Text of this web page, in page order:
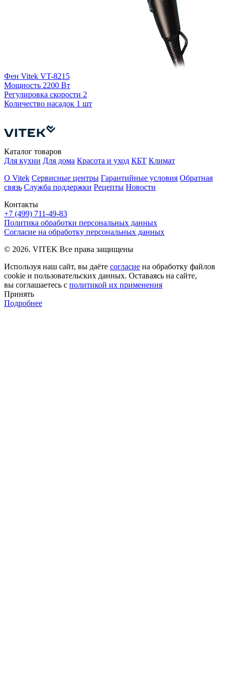
Фен Vitek VT-8215
Мощность 2200 Вт
Регулировка скорости 2
Количество насадок 1 шт
Контакты
+7 (499) 711-49-83
Каталог товаров
Для кухни Для дома Красота и уход КБТ Климат
О Vitek Сервисные центры Гарантийные условия Обратная
связь Служба поддержки Рецепты Новости
Политика обработки персональных данных
Согласие на обработку персональных данных
© 2026. VITEK Все права защищены
Используя наш сайт, вы даёте согласие на обработку файлов
cookie и пользовательских данных. Оставаясь на сайте,
вы соглашаетесь с политикой их применения
Принять
Подробнее